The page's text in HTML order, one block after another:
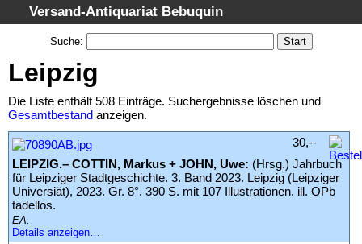
Versand-Antiquariat Bebuquin
Startseite
Suche
Kategorien
Schlagwörter
Suchergebnisse
Warenkorb
AGB
Widerruf
Datenschutz
Suche:
Leipzig
Die Liste enthält 508 Einträge. Suchergebnisse löschen und
Gesamtbestand anzeigen.
LEIPZIG.– COTTIN, Markus + JOHN, Uwe: (Hrsg.) Jahrbuch
für Leipziger Stadtgeschichte. 3. Band 2023. Leipzig (Leipziger
Universiät), 2023. Gr. 8°. 390 S. mit 107 Illustrationen. ill. OPb
tadellos.
EA.
Details anzeigen…
30,--